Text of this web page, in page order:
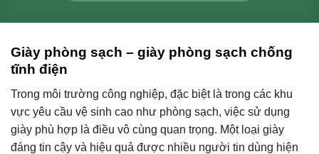
Giày phòng sạch – giày phòng sạch chống
tĩnh điện
Trong môi trường công nghiệp, đặc biệt là trong các khu
vực yêu cầu vệ sinh cao như phòng sạch, việc sử dụng
giày phù hợp là điều vô cùng quan trọng. Một loại giày
đáng tin cậy và hiệu quả được nhiều người tin dùng hiện